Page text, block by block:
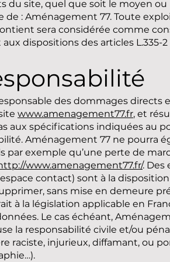
site, quel que soit le moyen ou
: Aménagement 77. Toute
sera considérée comme
dispositions des articles L.335-
des dommages directs
www.amenagement77.fr, et
aux spécifications indiquées au
Aménagement 77 ne pourra
par exemple qu’une perte de
www.amenagement77.fr/. Des
contact) sont à la
sans mise en demeure
à la législation applicable en
Le cas échéant,
la responsabilité civile et/ou
raciste, injurieux, diffamant, ou